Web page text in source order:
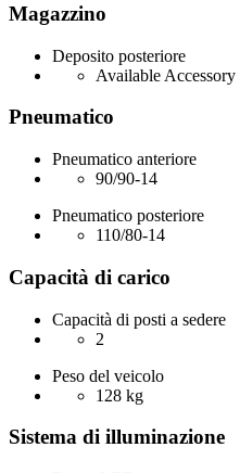
Magazzino
Deposito posteriore
Available Accessory
Pneumatico
Pneumatico anteriore
90/90-14
Pneumatico posteriore
110/80-14
Capacità di carico
Capacità di posti a sedere
2
Peso del veicolo
128 kg
Sistema di illuminazione